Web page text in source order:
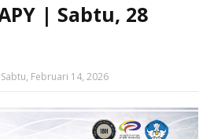
| Sabtu, 28
Sabtu, Februari 14, 2026